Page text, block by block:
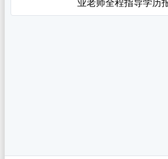
自考工商管理专业可以报考一建吗
初中学历怎么自考?初中学历怎么自考中